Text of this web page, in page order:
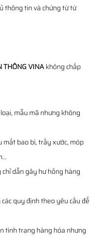
thông tin và chứng từ từ
THÔNG VINAkhông chấp
mẫu mã nhưng không
mất bao bì, trầy xước, móp
dẫn gây hư hỏng hàng
quy định theo yêu cầu để
tình trạng hàng hóa nhưng